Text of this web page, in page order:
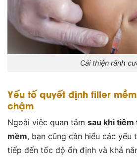
Cải thiện rãnh
Yếu tố quyết định filler
chậm
Ngoài việc quan tâm sau khi tiêm
mềm, bạn cũng cần hiểu các yếu
tiếp đến tốc độ ổn định và khả